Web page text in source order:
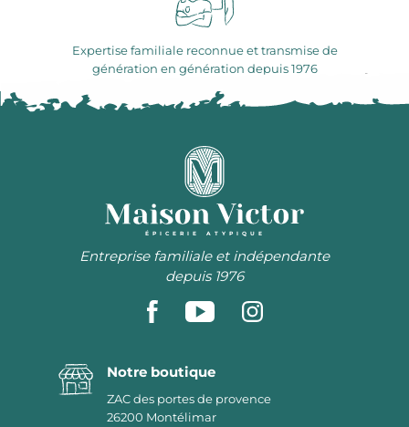
Expertise familiale reconnue et transmise de
génération en génération depuis 1976
ÉPICERIE ATYPIQUE
Entreprise familiale et indépendante
depuis 1976
Notre boutique
ZAC des portes de provence
26200 Montélimar